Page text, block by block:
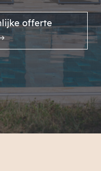
offerte